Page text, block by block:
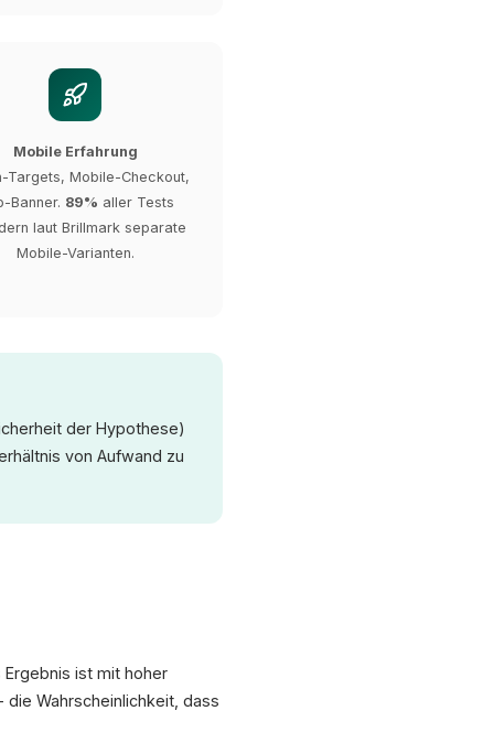
Mobile Erfahrung
Targets, Mobile-Checkout,
Banner. 89% aller Tests
laut Brillmark separate
Mobile-Varianten.
der Hypothese)
von Aufwand zu
ist mit hoher
die Wahrscheinlichkeit, dass